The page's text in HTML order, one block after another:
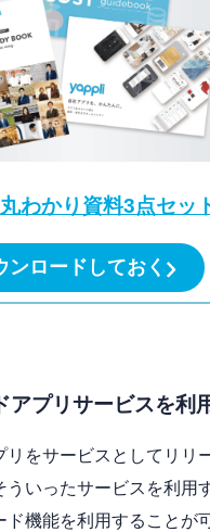
わかり資料3点セッ
ンロードしておく
アプリサービスを利
リをサービスとしてリリ
いったサービスを利用
機能を利用することが